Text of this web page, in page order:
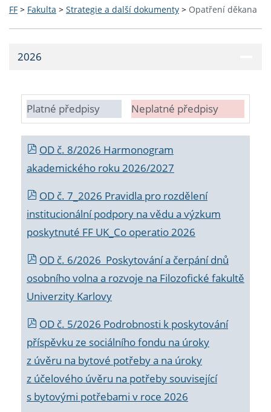
FF > Fakulta > Strategie a další dokumenty > Opatření děkana
2026
Platné předpisy Neplatné předpisy
OD č. 8/2026 Harmonogram
akademického roku 2026/2027
OD č. 7_2026 Pravidla pro rozdělení
institucionální podpory na vědu a výzkum
poskytnuté FF UK_Co operatio 2026
OD č. 6/2026 Poskytování a čerpání dnů
osobního volna a rozvoje na Filozofické fakultě
Univerzity Karlovy
OD č. 5/2026 Podrobnosti k poskytování
příspěvku ze sociálního fondu na úroky
z úvěru na bytové potřeby a na úroky
z účelového úvěru na potřeby související
s bytovými potřebami v roce 2026